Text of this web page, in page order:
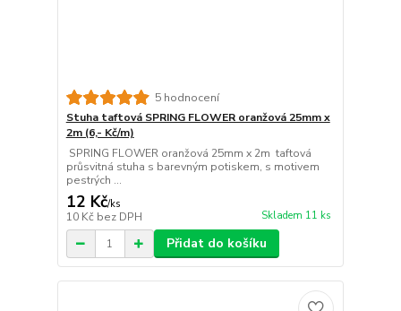
5 hodnocení
Stuha taftová SPRING FLOWER oranžová 25mm x
2m (6,- Kč/m)
SPRING FLOWER oranžová 25mm x 2m taftová
průsvitná stuha s barevným potiskem, s motivem
pestrých ...
12 Kč/ks
10 Kč bez DPH Skladem 11 ks
Přidat do košíku